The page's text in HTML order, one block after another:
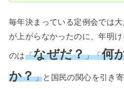
毎年決まっている定例会では
が上がらなかったのに、年明
のは「なぜだ？」「何
か？」と国民の関心を引き寄